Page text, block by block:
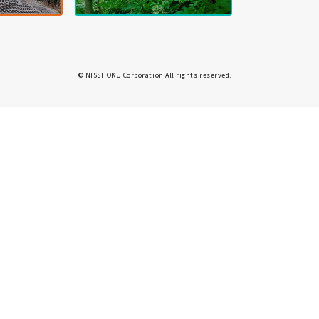
© NISSHOKU Corporation All rights reserved.